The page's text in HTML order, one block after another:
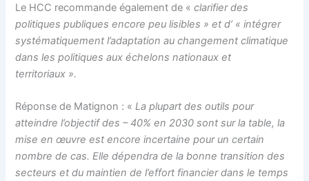
Le HCC recommande également de «clarifier des
politiques publiques encore peu lisibles » et d’ « intégrer
systématiquement l’adaptation au changement climatique
dans les politiques aux échelons nationaux et
territoriaux ».
Réponse de Matignon : «La plupart des outils pour
atteindre l’objectif des – 40% en 2030 sont sur la table, la
mise en œuvre est encore incertaine pour un certain
nombre de cas. Elle dépendra de la bonne transition des
secteurs et du maintien de l’effort financier dans le temps